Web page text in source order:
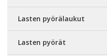
Lasten pyörälaukut
Lasten pyörät